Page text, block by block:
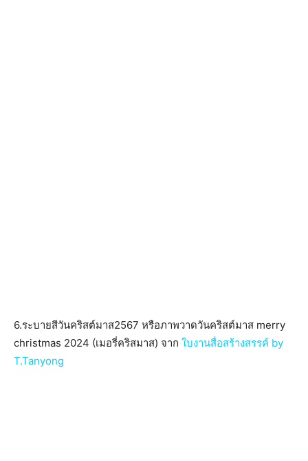
6.ระบายสีวันคริสต์มาส2567 หรือภาพวาดวันคริสต์มาส merry
christmas 2024 (เมอรี่คริสมาส) จาก ใบงานสื่อสร้างสรรค์ by
T.Tanyong